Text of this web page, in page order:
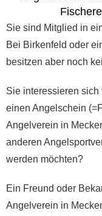
Sie sind Mitglied in
Bei Birkenfeld oder
besitzen aber noch
Sie interessieren
einen Angelschein
Angelverein in
anderen
werden möchten?
Ein Freund oder
Angelverein in